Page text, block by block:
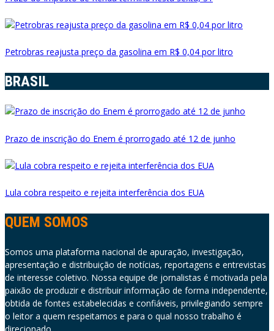
Petrobras reajusta preço da gasolina em R$ 0,04 por litro
BRASIL
Prazo de inscrição do Enem é prorrogado até 12 de junho
Lula cobra respeito e rejeita interferência dos EUA
QUEM SOMOS
Somos uma plataforma nacional de apuração, investigação,
apresentação e distribuição de notícias, reportagens e entrevistas
de interesse coletivo. Nossa equipe de jornalistas é motivada pela
paixão de produzir e distribuir informação de forma independente,
obtida de fontes estabelecidas e confiáveis, privilegiando sempre
o leitor a quem respeitamos e para o qual nosso trabalho é